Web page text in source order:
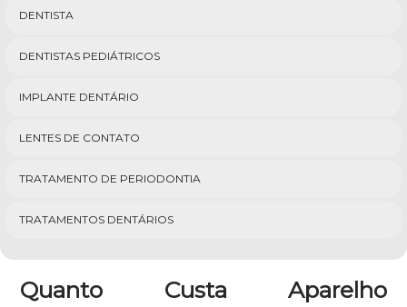
DENTISTA
DENTISTAS PEDIÁTRICOS
IMPLANTE DENTÁRIO
LENTES DE CONTATO
TRATAMENTO DE PERIODONTIA
TRATAMENTOS DENTÁRIOS
Quanto Custa Aparelho